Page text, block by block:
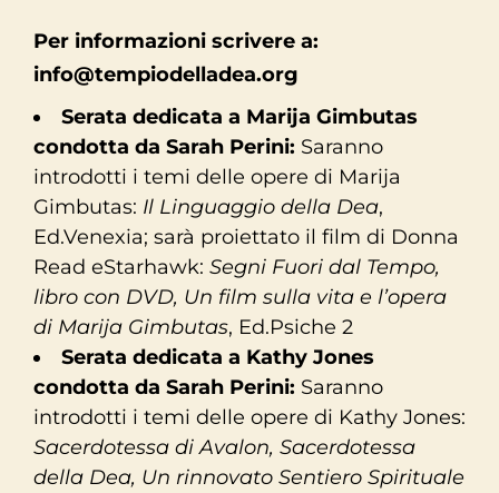
Per informazioni scrivere a:
info@tempiodelladea.org
Serata dedicata a Marija Gimbutas
condotta da Sarah Perini: Saranno
introdotti i temi delle opere di Marija
Gimbutas: Il Linguaggio della Dea,
Ed.Venexia; sarà proiettato il film di Donna
Read eStarhawk: Segni Fuori dal Tempo,
libro con DVD, Un film sulla vita e l’opera
di Marija Gimbutas, Ed.Psiche 2
Serata dedicata a Kathy Jones
condotta da Sarah Perini: Saranno
introdotti i temi delle opere di Kathy Jones:
Sacerdotessa di Avalon, Sacerdotessa
della Dea, Un rinnovato Sentiero Spirituale